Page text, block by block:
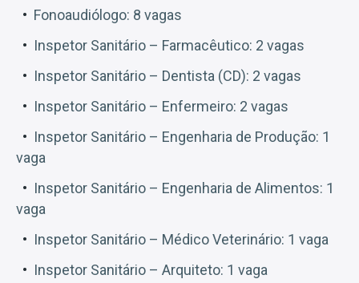
Fonoaudiólogo: 8 vagas
Inspetor Sanitário – Farmacêutico: 2 vagas
Inspetor Sanitário – Dentista (CD): 2 vagas
Inspetor Sanitário – Enfermeiro: 2 vagas
Inspetor Sanitário – Engenharia de Produção: 1
vaga
Inspetor Sanitário – Engenharia de Alimentos: 1
vaga
Inspetor Sanitário – Médico Veterinário: 1 vaga
Inspetor Sanitário – Arquiteto: 1 vaga